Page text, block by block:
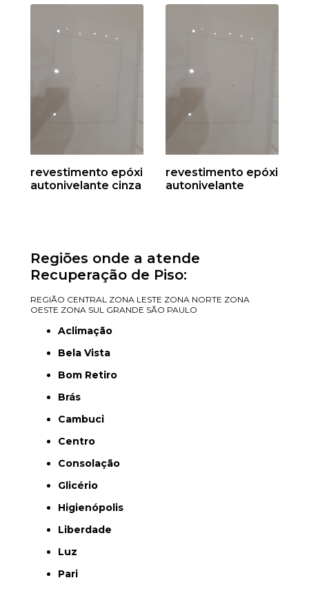
revestimento epóxi
autonivelante cinza
revestimento epóxi
autonivelante
Regiões onde a atende
Recuperação de Piso:
REGIÃO CENTRAL ZONA LESTE ZONA NORTE ZONA
OESTE ZONA SUL GRANDE SÃO PAULO
Aclimação
Bela Vista
Bom Retiro
Brás
Cambuci
Centro
Consolação
Glicério
Higienópolis
Liberdade
Luz
Pari